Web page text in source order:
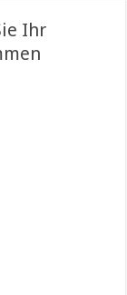
Ihr